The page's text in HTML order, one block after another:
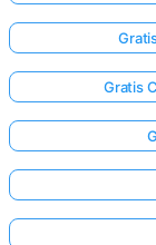
Gratis